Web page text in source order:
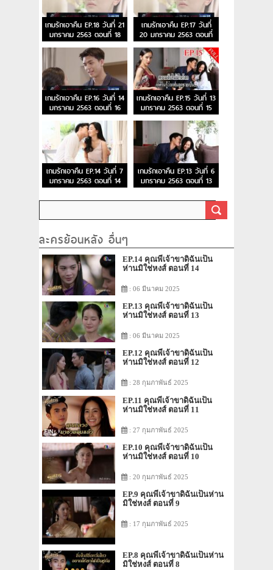
เกมรักเอาคืน EP.18 วันที่ 21
มกราคม 2563 ตอนที่ 18
เกมรักเอาคืน EP.17 วันที่
20 มกราคม 2563 ตอนที่
17
เกมรักเอาคืน EP.16 วันที่ 14
มกราคม 2563 ตอนที่ 16
เกมรักเอาคืน EP.15 วันที่ 13
มกราคม 2563 ตอนที่ 15
เกมรักเอาคืน EP.14 วันที่ 7
มกราคม 2563 ตอนที่ 14
เกมรักเอาคืน EP.13 วันที่ 6
มกราคม 2563 ตอนที่ 13
ละครย้อนหลัง อื่นๆ
EP.14 คุณพี่เจ้าขาดิฉันเป็น
ห่านมิใช่หงส์ ตอนที่ 14
: 06 มีนาคม 2025
EP.13 คุณพี่เจ้าขาดิฉันเป็น
ห่านมิใช่หงส์ ตอนที่ 13
: 06 มีนาคม 2025
EP.12 คุณพี่เจ้าขาดิฉันเป็น
ห่านมิใช่หงส์ ตอนที่ 12
: 28 กุมภาพันธ์ 2025
EP.11 คุณพี่เจ้าขาดิฉันเป็น
ห่านมิใช่หงส์ ตอนที่ 11
: 27 กุมภาพันธ์ 2025
EP.10 คุณพี่เจ้าขาดิฉันเป็น
ห่านมิใช่หงส์ ตอนที่ 10
: 20 กุมภาพันธ์ 2025
EP.9 คุณพี่เจ้าขาดิฉันเป็นห่าน
มิใช่หงส์ ตอนที่ 9
: 17 กุมภาพันธ์ 2025
EP.8 คุณพี่เจ้าขาดิฉันเป็นห่าน
มิใช่หงส์ ตอนที่ 8